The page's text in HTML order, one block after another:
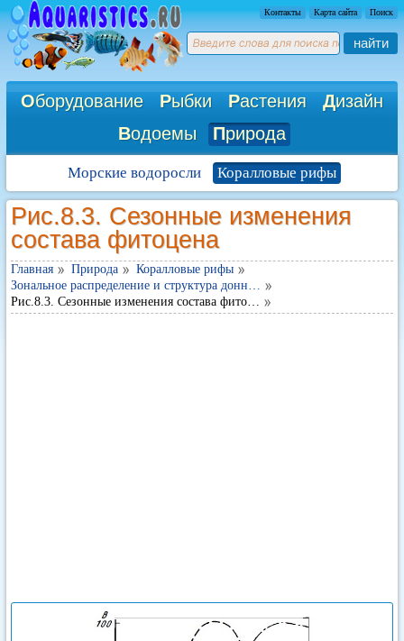
Контакты Карта сайта Поиск
найти
Оборудование Рыбки Растения Дизайн
Водоемы Природа
Морские водоросли Коралловые рифы
Рис.8.3. Сезонные изменения
состава фитоцена
Главная Природа
Коралловые рифы
Зональное распределение и структура донн…
Рис.8.3. Сезонные изменения состава фито…